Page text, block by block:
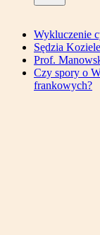
Wykluczenie
Sędzia
Prof.
Czy spory o
frankowych?